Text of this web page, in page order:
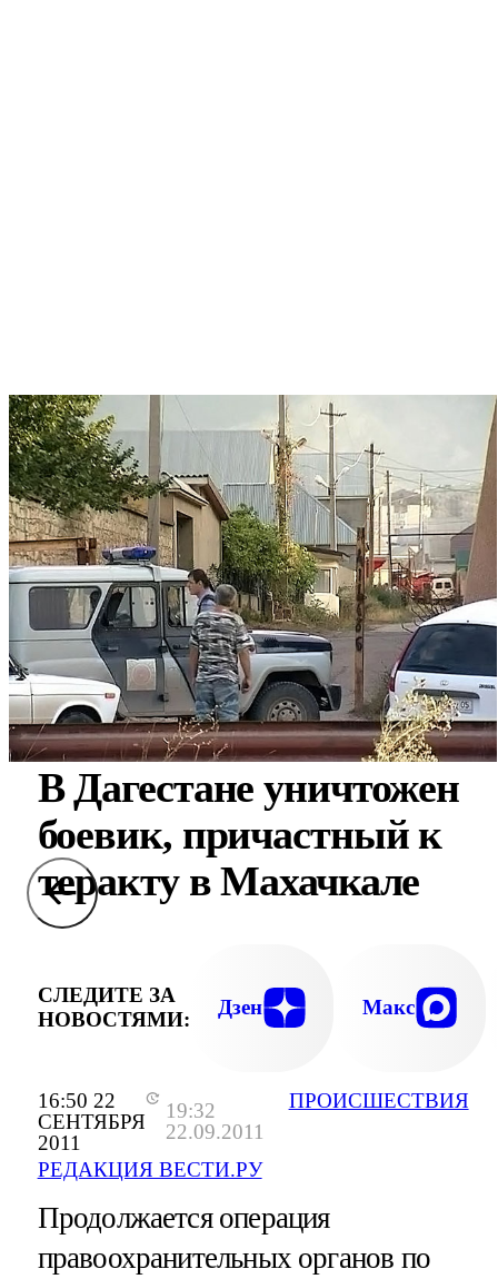
16:50 22
СЕНТЯБРЯ
2011
19:32
22.09.2011
РЕДАКЦИЯ ВЕСТИ.РУ
ПРОИСШЕСТВИЯ
В Дагестане уничтожен
боевик, причастный к
теракту в Махачкале
СЛЕДИТЕ ЗА
НОВОСТЯМИ:
Дзен Макс
Продолжается операция
правоохранительных органов по